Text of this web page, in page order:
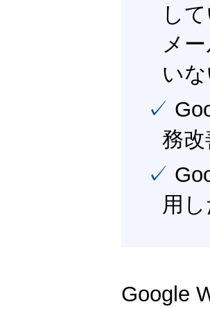
し
メ
い
✓ Google Workspace（旧G Suite） を活用し、業
務
✓ Google Workspace（旧G Suite） を最大限に活
用
Google